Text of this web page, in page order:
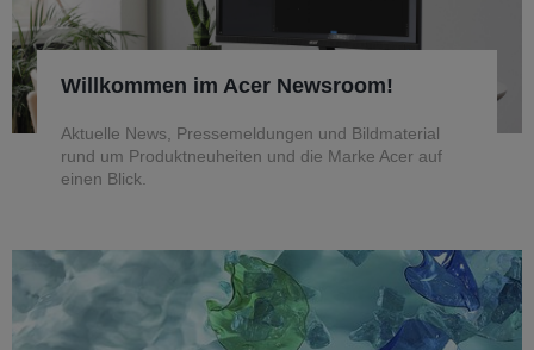
Willkommen im Acer Newsroom!
Aktuelle News, Pressemeldungen und Bildmaterial
rund um Produktneuheiten und die Marke Acer auf
einen Blick.